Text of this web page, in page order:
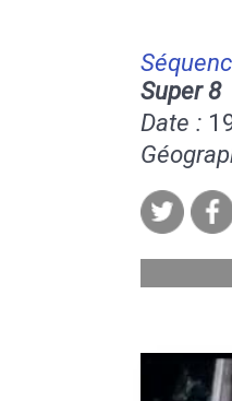
Super 8
Date :